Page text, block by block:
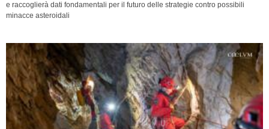
e raccoglierà dati fondamentali per il futuro delle strategie contro possibili
minacce asteroidali